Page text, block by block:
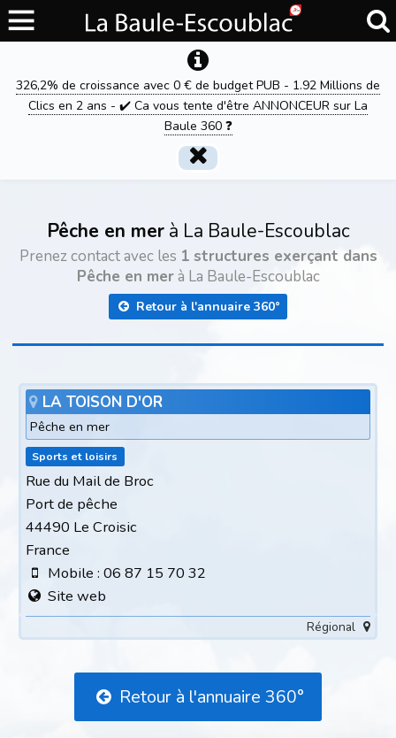
326,2% de croissance avec 0 € de budget PUB - 1.92 Millions de
Clics en 2 ans - ✔️ Ca vous tente d'être ANNONCEUR sur La
Baule 360 ❓
Pêche en merà La Baule-Escoublac
Prenez contact avec les 1 structures exerçant dans
Pêche en merà La Baule-Escoublac
Retour à l'annuaire 360°
LA TOISON D'OR
Pêche en mer
Sports et loisirs
Rue du Mail de Broc
Port de pêche
44490 Le Croisic
France
Mobile : 06 87 15 70 32
Site web
Régional
Retour à l'annuaire 360°